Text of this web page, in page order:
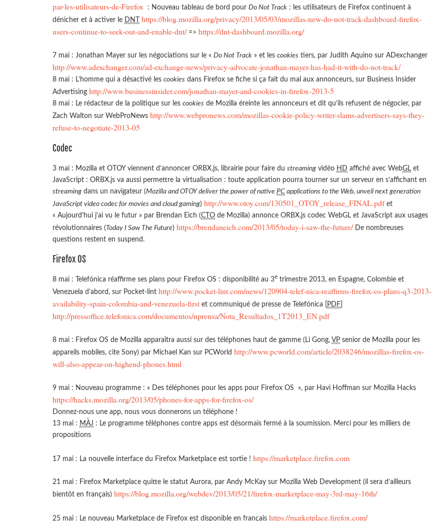
par-les-utilisateurs-de-Firefox : Nouveau tableau de bord pour Do Not Track : les utilisateurs de Firefox continuent à
dénicher et à activer le DNT
https://blog.mozilla.org/privacy/2013/05/03/mozillas-new-do-not-track-dashboard-firefox-
users-continue-to-seek-out-and-enable-dnt/ => https://dnt-dashboard.mozilla.org/
7 mai : Jonathan Mayer sur les négociations sur le « Do Not Track » et les cookies tiers, par Judith Aquino sur ADexchanger
http://www.adexchanger.com/ad-exchange-news/privacy-advocate-jonathan-mayer-has-had-it-with-do-not-track/
8 mai : L’homme qui a désactivé les cookies dans Firefox se fiche si ça fait du mal aux annonceurs, sur Business Insider
Advertising http://www.businessinsider.com/jonathan-mayer-and-cookies-in-firefox-2013-5
8 mai : Le rédacteur de la politique sur les cookies de Mozilla éreinte les annonceurs et dit qu’ils refusent de négocier, par
Zach Walton sur WebProNews http://www.webpronews.com/mozillas-cookie-policy-writer-slams-advertisers-says-they-
refuse-to-negotiate-2013-05
Codec
3 mai : Mozilla et OTOY viennent d’annoncer ORBX.js, librairie pour faire du streaming vidéo HD affiché avec WebGL et
JavaScript : ORBX.js va aussi permettre la virtualisation : toute application pourra tourner sur un serveur en s’affichant en
streaming dans un navigateur (Mozilla and OTOY deliver the power of native PC applications to the Web, unveil next generation
JavaScript video codec for movies and cloud gaming) http://www.otoy.com/130501_OTOY_release_FINAL.pdfet
« Aujourd’hui j’ai vu le futur » par Brendan Eich (CTO de Mozilla) annonce ORBX.js codec WebGL et JavaScript aux usages
révolutionnaires (Today I Saw The Future) https://brendaneich.com/2013/05/today-i-saw-the-future/ De nombreuses
questions restent en suspend.
Firefox OS
8 mai : Telefónica réaffirme ses plans pour Firefox OS : disponibilité au 3e trimestre 2013, en Espagne, Colombie et
Venezuela d’abord, sur Pocket-lint http://www.pocket-lint.com/news/120904-telef-nica-reaffirms-firefox-os-plans-q3-2013-
availability-spain-colombia-and-venezuela-first et communiqué de presse de Telefónica [ PDF]
http://pressoffice.telefonica.com/documentos/nprensa/Nota_Resultados_1T2013_EN.pdf
8 mai : Firefox OS de Mozilla apparaîtra aussi sur des téléphones haut de gamme (Li Gong, VP senior de Mozilla pour les
appareils mobiles, cite Sony) par Michael Kan sur PCWorld http://www.pcworld.com/article/2038246/mozillas-firefox-os-
will-also-appear-on-highend-phones.html
9 mai : Nouveau programme : « Des téléphones pour les apps pour Firefox OS », par Havi Hoffman sur Mozilla Hacks
https://hacks.mozilla.org/2013/05/phones-for-apps-for-firefox-os/
Donnez-nous une app, nous vous donnerons un téléphone !
13 mai : MÀJ : Le programme téléphones contre apps est désormais fermé à la soumission. Merci pour les milliers de
propositions
17 mai : La nouvelle interface du Firefox Marketplace est sortie ! https://marketplace.firefox.com
21 mai : Firefox Marketplace quitte le statut Aurora, par Andy McKay sur Mozilla Web Development (il sera d’ailleurs
bientôt en français) https://blog.mozilla.org/webdev/2013/05/21/firefox-marketplace-may-3rd-may-16th/
25 mai : Le nouveau Marketplace de Firefox est disponible en français https://marketplace.firefox.com/